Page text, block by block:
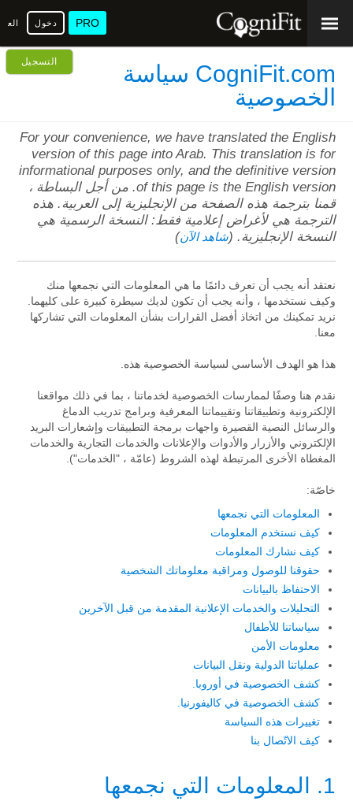
PRO دخول
التسجيل
CogniFit.com سياسة
الخصوصية
For your convenience, we have translated the English
version of this page into Arab. This translation is for
informational purposes only, and the definitive version
of this page is the English version. من أجل البساطة ،
قمنا بترجمة هذه الصفحة من الإنجليزية إلى العربية. هذه
الترجمة هي لأغراض إعلامية فقط: النسخة الرسمية هي
النسخة الإنجليزية. (شاهد الآن)
نعتقد أنه يجب أن تعرف دائمًا ما هي المعلومات التي نجمعها منك
وكيف نستخدمها ، وأنه يجب أن تكون لديك سيطرة كبيرة على كليهما.
نريد تمكينك من اتخاذ أفضل القرارات بشأن المعلومات التي تشاركها
معنا.
هذا هو الهدف الأساسي لسياسة الخصوصية هذه.
نقدم هنا وصفًا لممارسات الخصوصية لخدماتنا ، بما في ذلك مواقعنا
الإلكترونية وتطبيقاتنا وتقييماتنا المعرفية وبرامج تدريب الدماغ
والرسائل النصية القصيرة واجهات برمجة التطبيقات وإشعارات البريد
الإلكتروني والأزرار والأدوات والإعلانات والخدمات التجارية والخدمات
المغطاة الأخرى المرتبطة لهذه الشروط (عامّة ، "الخدمات").
خاصّة:
المعلومات التي نجمعها
كيف نستخدم المعلومات
كيف نشارك المعلومات
حقوقنا للوصول ومراقبة معلوماتك الشخصية
الاحتفاظ بالبيانات
التحليلات والخدمات الإعلانية المقدمة من قبل الآخرين
سياساتنا للأطفال
معلومات الأمن
عملياتنا الدولية ونقل البيانات
كشف الخصوصية في أوروبا.
كشف الخصوصية في كاليفورنيا.
تغييرات هذه السياسة
كيف الاتّصال بنا
1. المعلومات التي نجمعها